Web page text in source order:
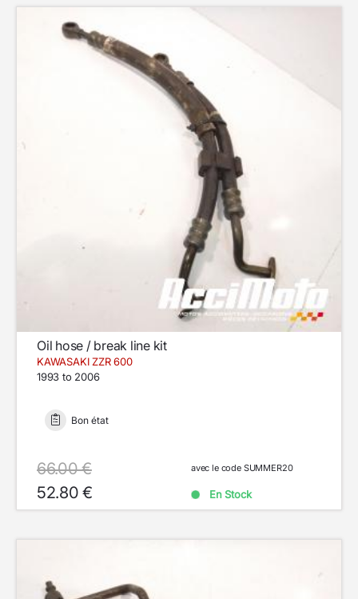
Oil hose / break line kit
KAWASAKI ZZR 600
1993 to 2006
Bon état
66.00 €
52.80 €
avec le code SUMMER20
En Stock